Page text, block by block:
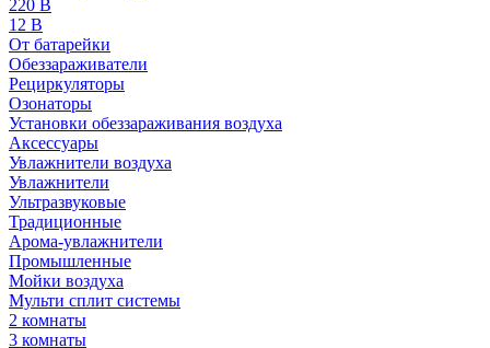
220 В
12 В
От батарейки
Обеззараживатели
Рециркуляторы
Озонаторы
Установки обеззараживания воздуха
Аксессуары
Увлажнители воздуха
Увлажнители
Ультразвуковые
Традиционные
Арома-увлажнители
Промышленные
Мойки воздуха
Мульти сплит системы
2 комнаты
3 комнаты